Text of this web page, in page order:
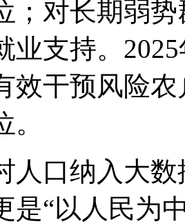
；对长期弱
业支持。
效干预风险
人口纳入大
是“以人民为